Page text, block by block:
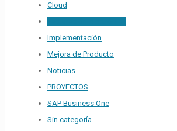
Cloud
Implementación
Mejora de Producto
Noticias
PROYECTOS
SAP Business One
Sin categoría